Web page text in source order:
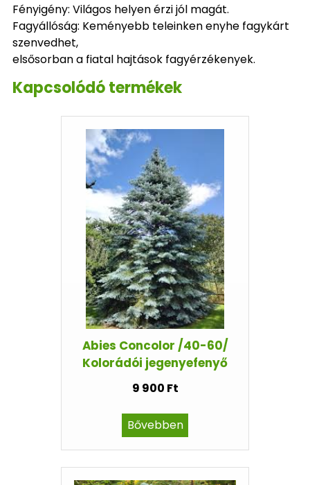
Fényigény: Világos helyen érzi jól magát.
Fagyállóság: Keményebb teleinken enyhe fagykárt
szenvedhet,
elsősorban a fiatal hajtások fagyérzékenyek.
Kapcsolódó termékek
Abies Concolor /40-60/
Kolorádói jegenyefenyő
9 900 Ft
Bővebben